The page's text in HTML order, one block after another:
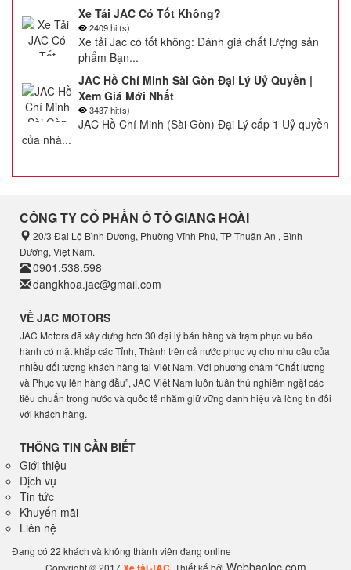
Xe Tải JAC Có Tốt Không?
2409 hit(s)
Xe tải Jac có tốt không: Đánh giá chất lượng sản
phẩm Bạn...
JAC Hồ Chí Minh Sài Gòn Đại Lý Uỷ Quyền |
Xem Giá Mới Nhất
3437 hit(s)
JAC Hồ Chí Minh (Sài Gòn) Đại Lý cấp 1 Uỷ quyền
của nhà...
CÔNG TY CỔ PHẦN Ô TÔ GIANG HOÀI
20/3 Đại Lộ Bình Dương, Phường Vĩnh Phú, TP Thuận An , Bình
Dương, Việt Nam.
0901.538.598
dangkhoa.jac@gmail.com
VỀ JAC MOTORS
JAC Motors đã xây dựng hơn 30 đại lý bán hàng và trạm phục vụ bảo
hành có mặt khắp các Tỉnh, Thành trên cả nước phục vụ cho nhu cầu của
nhiều đối tượng khách hàng tại Việt Nam. Với phương châm “Chất lượng
và Phục vụ lên hàng đầu”, JAC Việt Nam luôn tuân thủ nghiêm ngặt các
tiêu chuẩn trong nước và quốc tế nhằm giữ vững danh hiệu và lòng tin đối
với khách hàng.
THÔNG TIN CẦN BIẾT
Giới thiệu
Dịch vụ
Tin tức
Khuyến mãi
Liên hệ
Đang có 22 khách và không thành viên đang online
Copyright © 2017
. Thiết kế bởi Webbaoloc.com